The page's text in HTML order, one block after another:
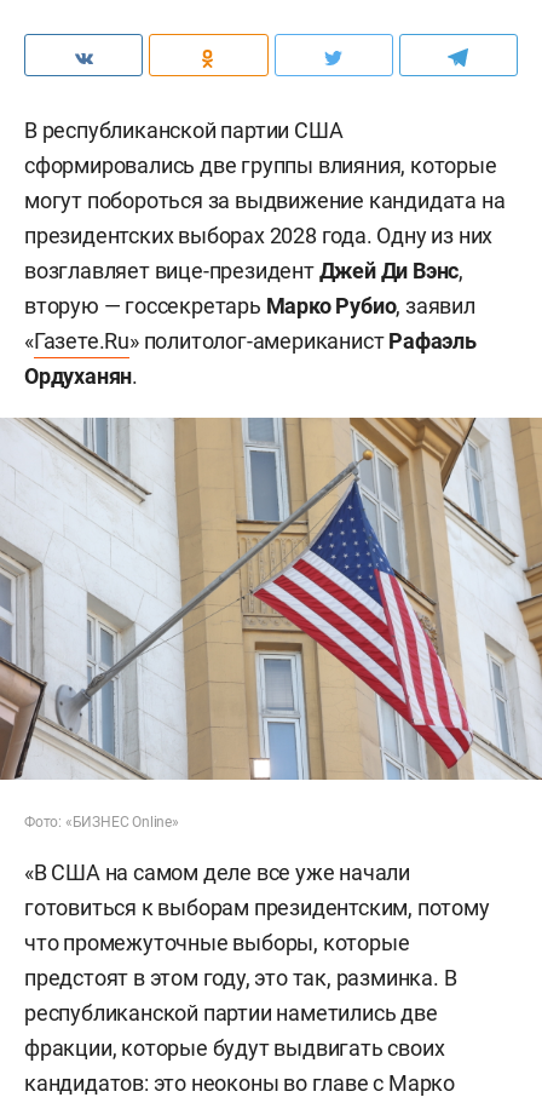
В республиканской партии США
сформировались две группы влияния, которые
могут побороться за выдвижение кандидата на
президентских выборах 2028 года. Одну из них
возглавляет вице-президентДжей Ди Вэнс,
вторую — госсекретарь Марко Рубио, заявил
«Газете.Ru» политолог-американистРафаэль
Ордуханян.
Фото: «БИЗНЕС Online»
«В США на самом деле все уже начали
готовиться к выборам президентским, потому
что промежуточные выборы, которые
предстоят в этом году, это так, разминка. В
республиканской партии наметились две
фракции, которые будут выдвигать своих
кандидатов: это неоконы во главе с Марко